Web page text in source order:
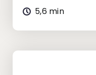
5,6 min